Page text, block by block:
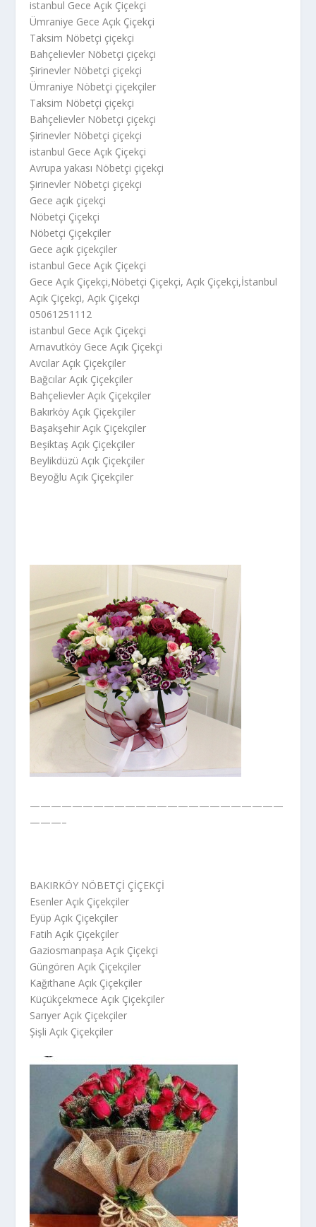
istanbul Gece Açık Çiçekçi
Ümraniye Gece Açık Çiçekçi
Taksim Nöbetçi çiçekçi
Bahçelievler Nöbetçi çiçekçi
Şirinevler Nöbetçi çiçekçi
Ümraniye Nöbetçi çiçekçiler
Taksim Nöbetçi çiçekçi
Bahçelievler Nöbetçi çiçekçi
Şirinevler Nöbetçi çiçekçi
istanbul Gece Açık Çiçekçi
Avrupa yakası Nöbetçi çiçekçi
Şirinevler Nöbetçi çiçekçi
Gece açık çiçekçi
Nöbetçi Çiçekçi
Nöbetçi Çiçekçiler
Gece açık çiçekçiler
istanbul Gece Açık Çiçekçi
Gece Açık Çiçekçi,Nöbetçi Çiçekçi, Açık Çiçekçi,İstanbul
Açık Çiçekçi, Açık Çiçekçi
05061251112
istanbul Gece Açık Çiçekçi
Arnavutköy Gece Açık Çiçekçi
Avcılar Açık Çiçekçiler
Bağcılar Açık Çiçekçiler
Bahçelievler Açık Çiçekçiler
Bakırköy Açık Çiçekçiler
Başakşehir Açık Çiçekçiler
Beşiktaş Açık Çiçekçiler
Beylikdüzü Açık Çiçekçiler
Beyoğlu Açık Çiçekçiler
————————————————————————
———–
BAKIRKÖY NÖBETÇİ ÇİÇEKÇİ
Esenler Açık Çiçekçiler
Eyüp Açık Çiçekçiler
Fatih Açık Çiçekçiler
Gaziosmanpaşa Açık Çiçekçi
Güngören Açık Çiçekçiler
Kağıthane Açık Çiçekçiler
Küçükçekmece Açık Çiçekçiler
Sarıyer Açık Çiçekçiler
Şişli Açık Çiçekçiler